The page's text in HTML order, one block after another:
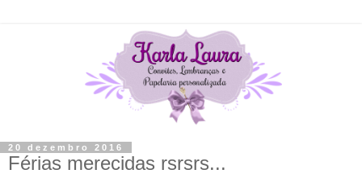
20 dezembro 2016
Férias merecidas rsrsrs...